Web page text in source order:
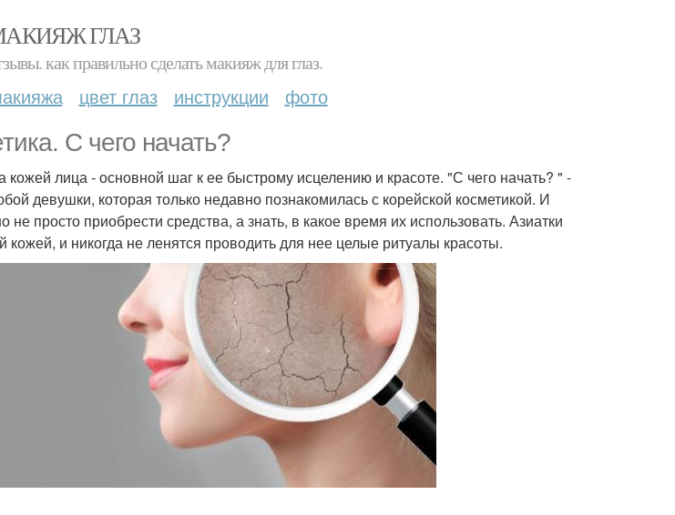
ГЛАЗ
как правильно сделать макияж для глаз.
цвет глаз инструкции фото
С чего начать?
кожей лица - основной шаг к ее быстрому исцелению и красоте. "С чего начать? " -
девушки, которая только недавно познакомилась с корейской косметикой. И
не просто приобрести средства, а знать, в какое время их использовать. Азиатки
кожей, и никогда не ленятся проводить для нее целые ритуалы красоты.